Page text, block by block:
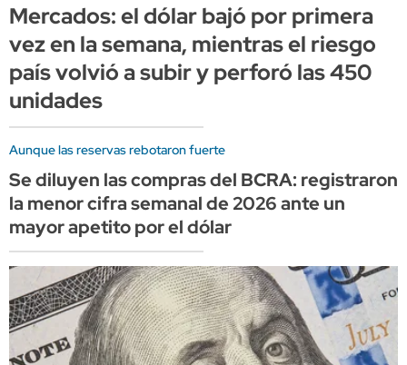
Mercados: el dólar bajó por primera
vez en la semana, mientras el riesgo
país volvió a subir y perforó las 450
unidades
Aunque las reservas rebotaron fuerte
Se diluyen las compras del BCRA: registraron
la menor cifra semanal de 2026 ante un
mayor apetito por el dólar